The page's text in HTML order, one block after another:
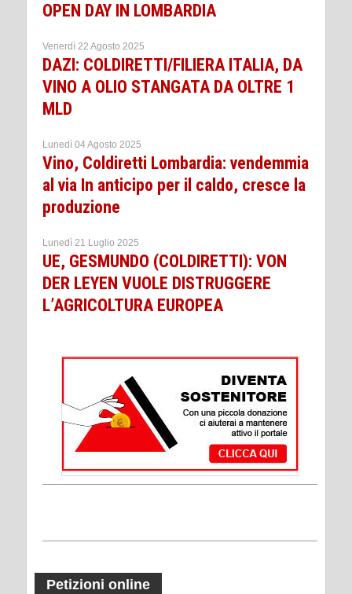
OPEN DAY IN LOMBARDIA
Venerdì 22 Agosto 2025
DAZI: COLDIRETTI/FILIERA ITALIA, DA
VINO A OLIO STANGATA DA OLTRE 1
MLD
Lunedì 04 Agosto 2025
Vino, Coldiretti Lombardia: vendemmia
al via In anticipo per il caldo, cresce la
produzione
Lunedì 21 Luglio 2025
UE, GESMUNDO (COLDIRETTI): VON
DER LEYEN VUOLE DISTRUGGERE
L’AGRICOLTURA EUROPEA
Petizioni online